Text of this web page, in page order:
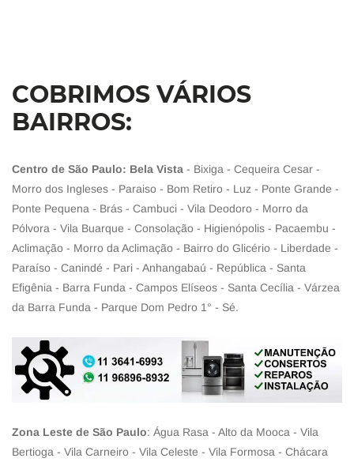
COBRIMOS VÁRIOS
BAIRROS:
Centro de São Paulo: Bela Vista - Bixiga - Cequeira Cesar -
Morro dos Ingleses - Paraiso - Bom Retiro - Luz - Ponte Grande -
Ponte Pequena - Brás - Cambuci - Vila Deodoro - Morro da
Pólvora - Vila Buarque - Consolação - Higienópolis - Pacaembu -
Aclimação - Morro da Aclimação - Bairro do Glicério - Liberdade -
Paraíso - Canindé - Pari - Anhangabaú - República - Santa
Efigênia - Barra Funda - Campos Elíseos - Santa Cecília - Várzea
da Barra Funda - Parque Dom Pedro 1° - Sé.
Zona Leste de São Paulo: Água Rasa - Alto da Mooca - Vila
Bertioga - Vila Carneiro - Vila Celeste - Vila Formosa - Chácara